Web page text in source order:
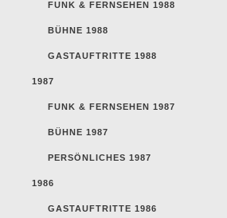
FUNK & FERNSEHEN 1988
BÜHNE 1988
GASTAUFTRITTE 1988
1987
FUNK & FERNSEHEN 1987
BÜHNE 1987
PERSÖNLICHES 1987
1986
GASTAUFTRITTE 1986